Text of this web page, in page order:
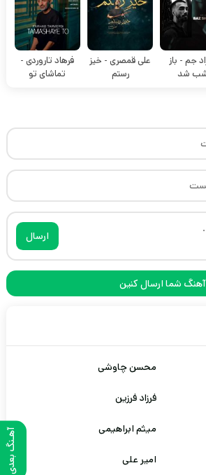
آهـنگ بعدی
جم - باز
شد
علی قمصری - خیز
رستم
فرهاد تاروردی -
تماشای تو
ارسال
آهنگ شما ارسال کنین
محسن چاوشی
فرزاد فرزین
میثم ابراهیمی
امیر علی